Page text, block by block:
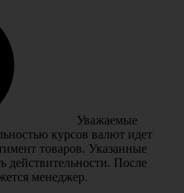
Уважаемые
курсов валют идет
товаров. Указанные
действительности. После
менеджер.